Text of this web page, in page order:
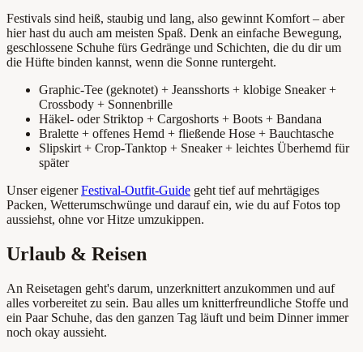
Festivals sind heiß, staubig und lang, also gewinnt Komfort – aber
hier hast du auch am meisten Spaß. Denk an einfache Bewegung,
geschlossene Schuhe fürs Gedränge und Schichten, die du dir um
die Hüfte binden kannst, wenn die Sonne runtergeht.
Graphic-Tee (geknotet) + Jeansshorts + klobige Sneaker +
Crossbody + Sonnenbrille
Häkel- oder Striktop + Cargoshorts + Boots + Bandana
Bralette + offenes Hemd + fließende Hose + Bauchtasche
Slipskirt + Crop-Tanktop + Sneaker + leichtes Überhemd für
später
Unser eigenerFestival-Outfit-Guide geht tief auf mehrtägiges
Packen, Wetterumschwünge und darauf ein, wie du auf Fotos top
aussiehst, ohne vor Hitze umzukippen.
Urlaub & Reisen
An Reisetagen geht's darum, unzerknittert anzukommen und auf
alles vorbereitet zu sein. Bau alles um knitterfreundliche Stoffe und
ein Paar Schuhe, das den ganzen Tag läuft und beim Dinner immer
noch okay aussieht.